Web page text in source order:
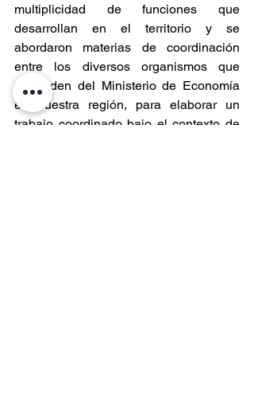
multiplicidad de funciones que
desarrollan en el territorio y se
abordaron materias de coordinación
entre los diversos organismos que
dependen del Ministerio de Economía
en nuestra región, para elaborar un
trabajo coordinado bajo el contexto de